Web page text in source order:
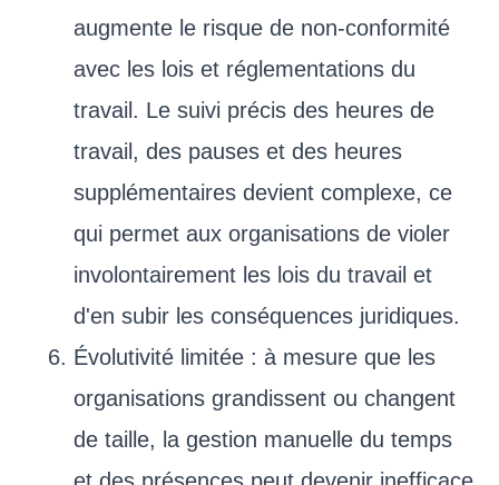
augmente le risque de non-conformité
avec les lois et réglementations du
travail. Le suivi précis des heures de
travail, des pauses et des heures
supplémentaires devient complexe, ce
qui permet aux organisations de violer
involontairement les lois du travail et
d'en subir les conséquences juridiques.
Évolutivité limitée : à mesure que les
organisations grandissent ou changent
de taille, la gestion manuelle du temps